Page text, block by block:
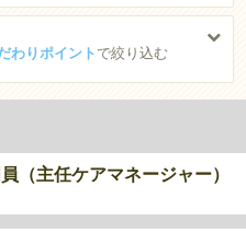
わりポイント で絞り込む
（主任ケアマネージャー）